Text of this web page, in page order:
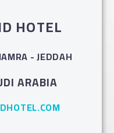
HOTEL
- JEDDAH
ARABIA